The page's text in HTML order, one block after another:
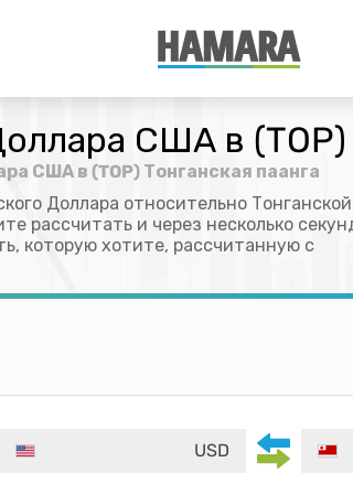
США в (TOP)
США в (TOP) Тонганская паанга
Доллара относительно Тонганской
рассчитать и через несколько
которую хотите, рассчитанную с
USD